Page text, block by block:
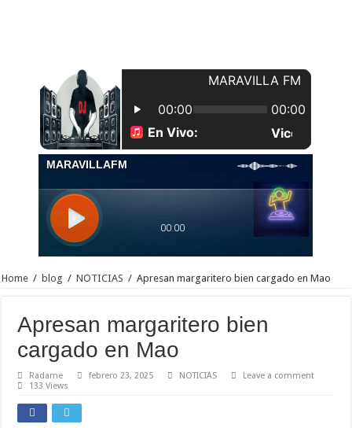
Home / blog / NOTICIAS / Apresan margaritero bien cargado en Mao
Apresan margaritero bien
cargado en Mao
Radame febrero 23, 2025 NOTICIAS
Leave a comment
133 Views